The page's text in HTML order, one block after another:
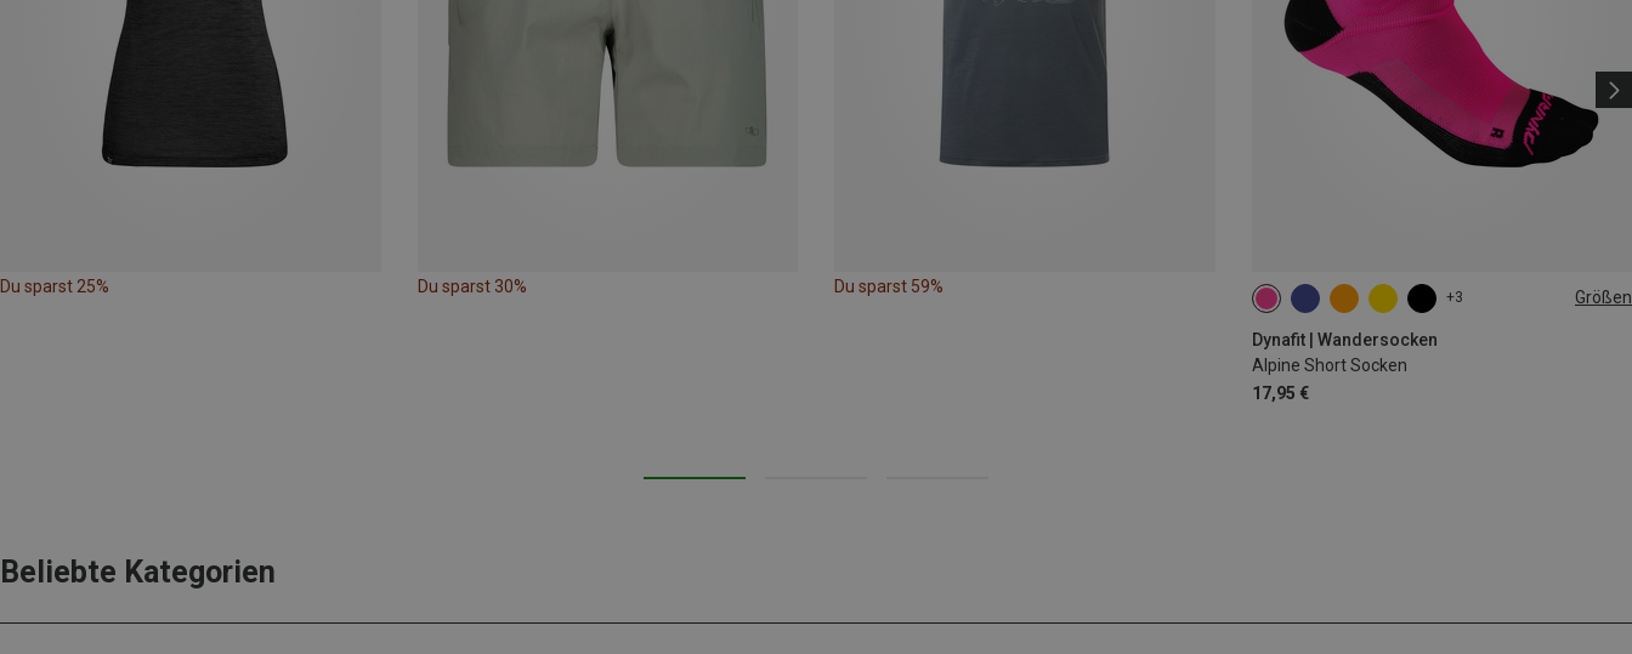
Du sparst 25% Du sparst 30% Du sparst 59%
+3 Größen
Dynafit | Wandersocken
Alpine Short Socken
17,95 €
35|36|37|38 39|40|41|42
Beliebte Kategorien